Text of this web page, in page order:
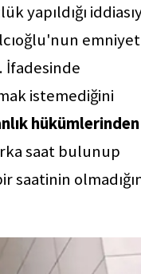
yapıldığı
İfadesinde
istemediğini
hükümlerinden
saat bulunup
saatinin